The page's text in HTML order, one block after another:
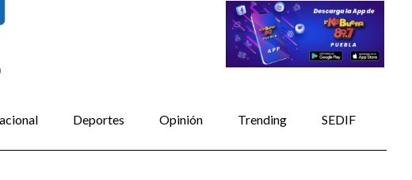
Deportes Opinión Trending SEDIF